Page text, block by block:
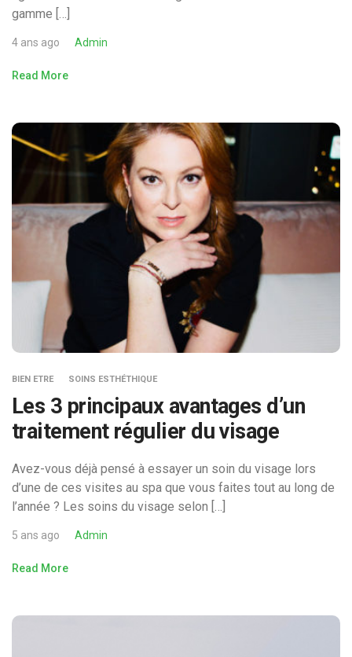
gamme […]
4 ans ago Admin
Read More
BIEN ETRE SOINS ESTHÉTHIQUE
Les 3 principaux avantages d’un
traitement régulier du visage
Avez-vous déjà pensé à essayer un soin du visage lors
d’une de ces visites au spa que vous faites tout au long de
l’année ? Les soins du visage selon […]
5 ans ago Admin
Read More